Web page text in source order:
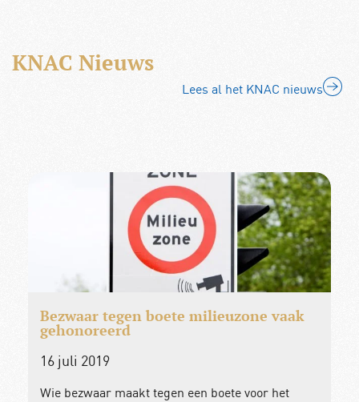
KNAC Nieuws
Lees al het KNAC nieuws
Bezwaar tegen boete milieuzone vaak
gehonoreerd
16 juli 2019
Wie bezwaar maakt tegen een boete voor het